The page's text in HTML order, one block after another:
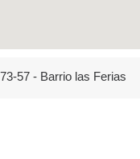
57 - Barrio las Ferias